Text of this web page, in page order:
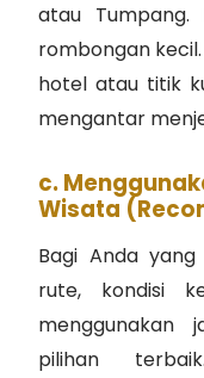
atau
rombongan
hotel atau titik
mengantar
c.
Wisata
Bagi Anda
rute, kondisi
menggunakan
pilihan